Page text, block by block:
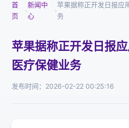
首
页
›
新闻中
心
›
苹果据称正开发日报应
务
苹果据称正开发日报
医疗保健业务
发布时间：2026-02-22 00:25:16